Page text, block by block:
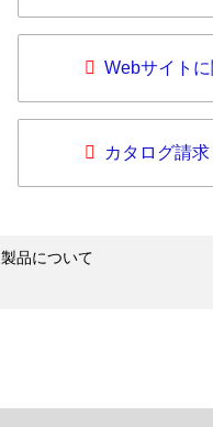
Webサイト
カタログ請求
製品について